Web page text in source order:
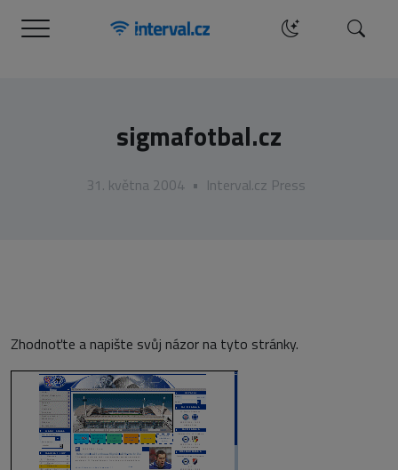
Menu Hledat
sigmafotbal.cz
31. května 2004 • Interval.cz Press
Zhodnoťte a napište svůj názor na tyto stránky.